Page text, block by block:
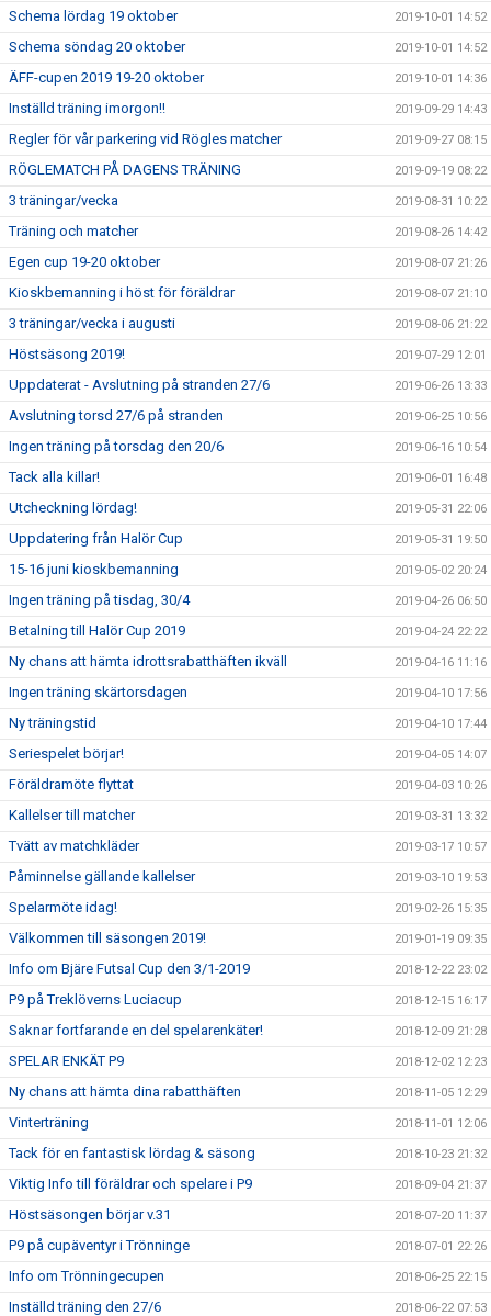
Schema lördag 19 oktober 2019-10-01 14:52
Schema söndag 20 oktober 2019-10-01 14:52
ÄFF-cupen 2019 19-20 oktober 2019-10-01 14:36
Inställd träning imorgon!! 2019-09-29 14:43
Regler för vår parkering vid Rögles matcher 2019-09-27 08:15
RÖGLEMATCH PÅ DAGENS TRÄNING 2019-09-19 08:22
3 träningar/vecka 2019-08-31 10:22
Träning och matcher 2019-08-26 14:42
Egen cup 19-20 oktober 2019-08-07 21:26
Kioskbemanning i höst för föräldrar 2019-08-07 21:10
3 träningar/vecka i augusti 2019-08-06 21:22
Höstsäsong 2019! 2019-07-29 12:01
Uppdaterat - Avslutning på stranden 27/6 2019-06-26 13:33
Avslutning torsd 27/6 på stranden 2019-06-25 10:56
Ingen träning på torsdag den 20/6 2019-06-16 10:54
Tack alla killar! 2019-06-01 16:48
Utcheckning lördag! 2019-05-31 22:06
Uppdatering från Halör Cup 2019-05-31 19:50
15-16 juni kioskbemanning 2019-05-02 20:24
Ingen träning på tisdag, 30/4 2019-04-26 06:50
Betalning till Halör Cup 2019 2019-04-24 22:22
Ny chans att hämta idrottsrabatthäften ikväll 2019-04-16 11:16
Ingen träning skärtorsdagen 2019-04-10 17:56
Ny träningstid 2019-04-10 17:44
Seriespelet börjar! 2019-04-05 14:07
Föräldramöte flyttat 2019-04-03 10:26
Kallelser till matcher 2019-03-31 13:32
Tvätt av matchkläder 2019-03-17 10:57
Påminnelse gällande kallelser 2019-03-10 19:53
Spelarmöte idag! 2019-02-26 15:35
Välkommen till säsongen 2019! 2019-01-19 09:35
Info om Bjäre Futsal Cup den 3/1-2019 2018-12-22 23:02
P9 på Treklöverns Luciacup 2018-12-15 16:17
Saknar fortfarande en del spelarenkäter! 2018-12-09 21:28
SPELAR ENKÄT P9 2018-12-02 12:23
Ny chans att hämta dina rabatthäften 2018-11-05 12:29
Vinterträning 2018-11-01 12:06
Tack för en fantastisk lördag & säsong 2018-10-23 21:32
Viktig Info till föräldrar och spelare i P9 2018-09-04 21:37
Höstsäsongen börjar v.31 2018-07-20 11:37
P9 på cupäventyr i Trönninge 2018-07-01 22:26
Info om Trönningecupen 2018-06-25 22:15
Inställd träning den 27/6 2018-06-22 07:53